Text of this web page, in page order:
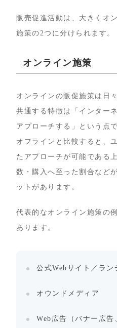
販売促進活動は、大きくオ
施策の2つに分けられます。
オンライン施策
オンラインの販促施策は日
共通する特徴は「インター
アプローチする」という点で
オフラインと比較すると、
たアプローチが可能である
数・購入へ至った割合など
ットがあります。
代表的なオンライン施策の
あります。
公式Webサイト／ラン
オウンドメディア
Web広告（バナー広